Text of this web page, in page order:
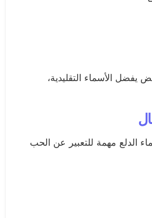
يفضل الأسماء التقليدية،
الدلع مهمة للتعبير عن الحب